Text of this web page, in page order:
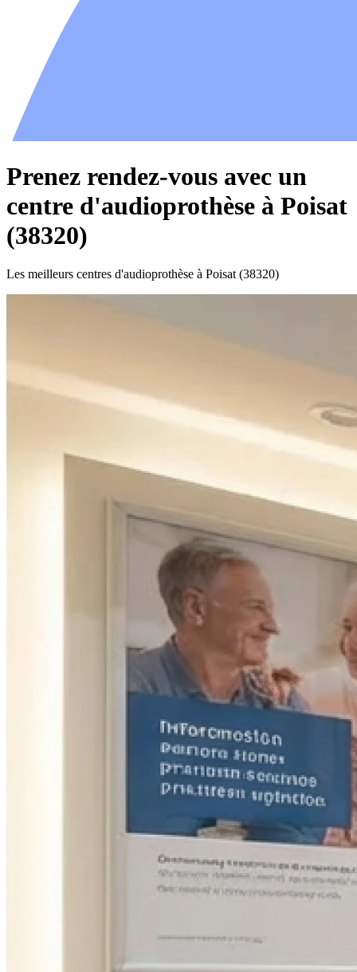
Prenez rendez-vous avec un
centre d'audioprothèse à Poisat
(38320)
Les meilleurs centres d'audioprothèse à Poisat (38320)